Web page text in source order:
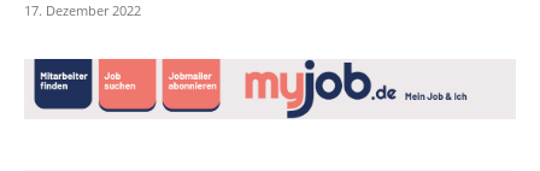
17. Dezember 2022